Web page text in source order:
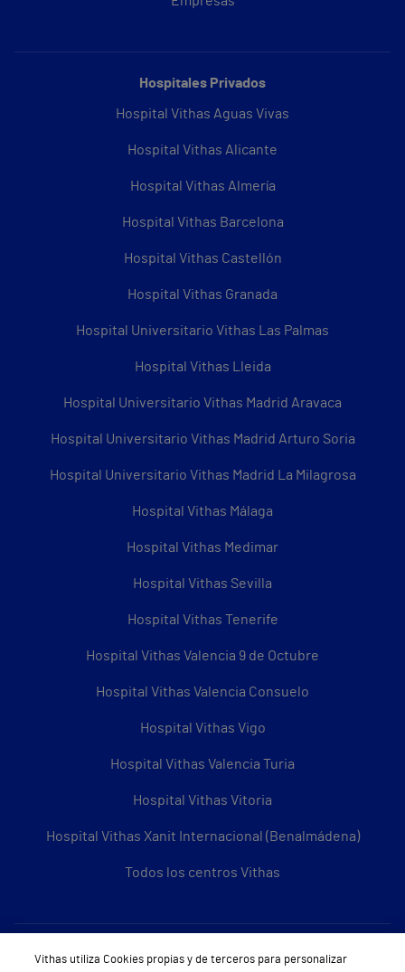
Hospitales Privados
Hospital Vithas Aguas Vivas
Hospital Vithas Alicante
Hospital Vithas Almería
Hospital Vithas Barcelona
Hospital Vithas Castellón
Hospital Vithas Granada
Hospital Universitario Vithas Las Palmas
Hospital Vithas Lleida
Hospital Universitario Vithas Madrid Aravaca
Hospital Universitario Vithas Madrid Arturo Soria
Hospital Universitario Vithas Madrid La Milagrosa
Hospital Vithas Málaga
Hospital Vithas Medimar
Hospital Vithas Sevilla
Hospital Vithas Tenerife
Hospital Vithas Valencia 9 de Octubre
Hospital Vithas Valencia Consuelo
Hospital Vithas Vigo
Hospital Vithas Valencia Turia
Hospital Vithas Vitoria
Hospital Vithas Xanit Internacional (Benalmádena)
Todos los centros Vithas
Sobre Vithas
Vithas utiliza Cookies propias y de terceros para personalizar